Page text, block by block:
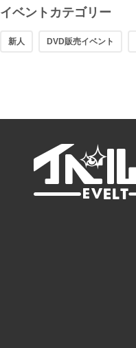
イベントカテゴリー
新人 DVD販売イベント